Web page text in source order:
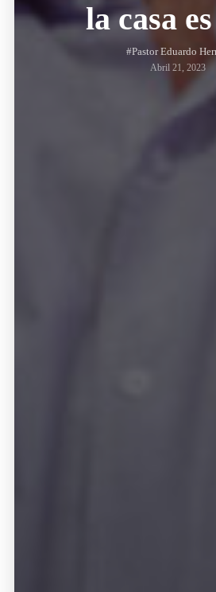
la casa
#Pastor Eduardo
Abril 21, 2023